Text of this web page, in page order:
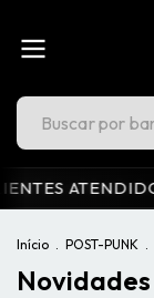
Início . POST-PUNK .
Novidades